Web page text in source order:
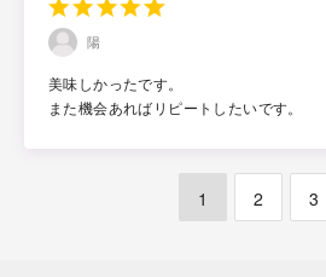
陽
美味しかったです。
また機会あればリピートしたいです。
1 2 3